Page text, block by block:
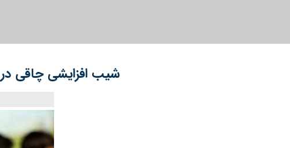
شیب افزایشی چاقی در ۶ تا ۱۸ ساله‌ها / مصرف قند و نوشابه در کشور بالاتر از حد مجاز